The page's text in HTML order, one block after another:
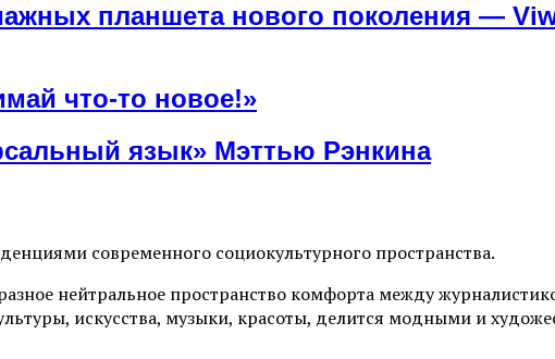
планшета нового поколения —
что-то новое!»
язык» Мэттью Рэнкина
современного социокультурного пространства.
нейтральное пространство комфорта между
искусства, музыки, красоты, делится модными и